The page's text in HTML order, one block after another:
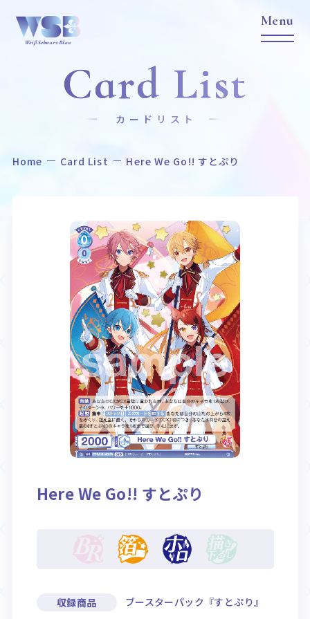
Home News
作品タイトル 商品情報
Event
イベント
Card List
カードリスト
Rule / Q&A
ルール/Q&A
Deck Recipe
デッキレシピ
Card List
カードリスト
Home Card List Here We Go!! すとぷり
Here We Go!! すとぷり
収録商品 ブースターパック『すとぷり』